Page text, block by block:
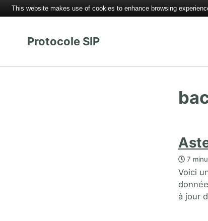
Protocole SIP
7
Voici
à jour
This website makes use of cookies to enhance browsing